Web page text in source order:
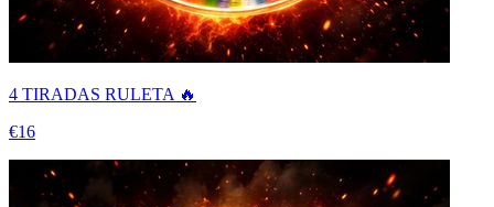
4 TIRADAS RULETA 🔥
€16